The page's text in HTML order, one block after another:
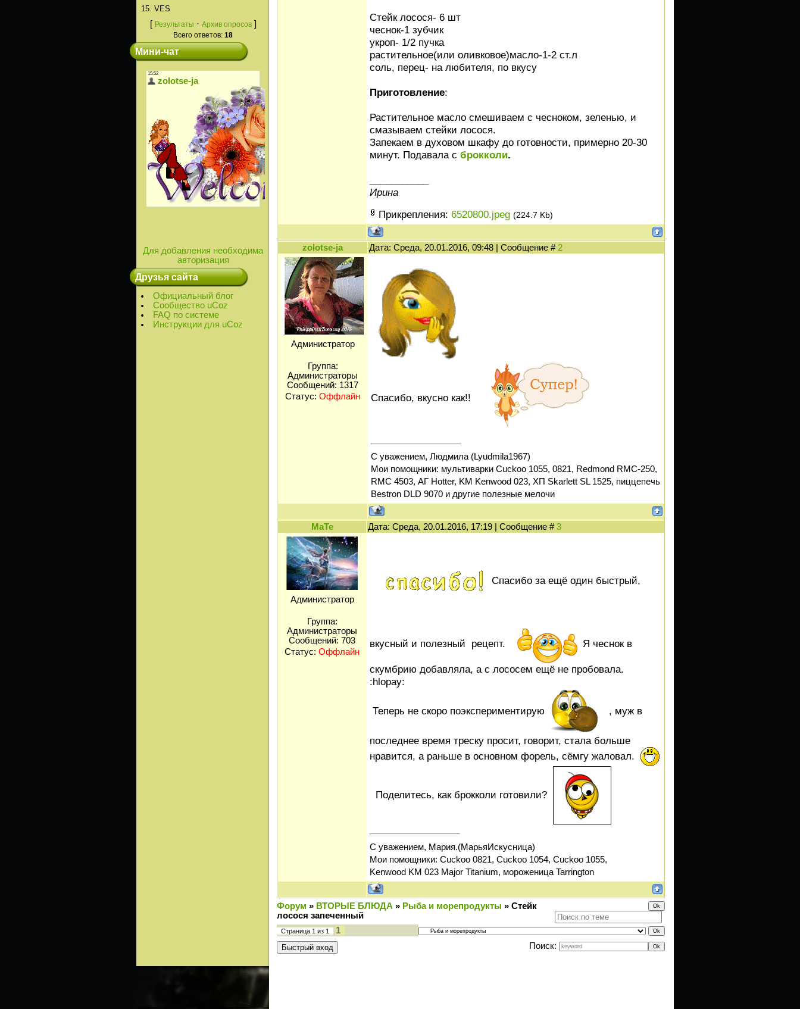
15. VES
[ Результаты · Архив опросов]
Всего ответов: 18
Мини-чат
Для добавления необходима
авторизация
Друзья сайта
Официальный блог
Сообщество uCoz
FAQ по системе
Инструкции для uCoz
Стейк лосося- 6 шт
чеснок-1 зубчик
укроп- 1/2 пучка
растительное(или оливковое)масло-1-2 ст.л
соль, перец- на любителя, по вкусу
Приготовление:
Растительное масло смешиваем с чесноком, зеленью, и
смазываем стейки лосося.
Запекаем в духовом шкафу до готовности, примерно 20-30
минут. Подавала с брокколи.
Ирина
Прикрепления: 6520800.jpeg (224.7 Kb)
zolotse-ja Дата: Среда, 20.01.2016, 09:48 | Сообщение # 2
Администратор
Группа:
Администраторы
Сообщений: 1317
Статус: Оффлайн Спасибо, вкусно как!!
С уважением, Людмила (Lyudmila1967)
Мои помощники: мультиварки Cuckoo 1055, 0821, Redmond RMC-250,
RMC 4503, АГ Hotter, KM Kenwood 023, ХП Skarlett SL 1525, пиццепечь
Bestron DLD 9070 и другие полезные мелочи
МаТе Дата: Среда, 20.01.2016, 17:19 | Сообщение #3
Администратор
Группа:
Администраторы
Сообщений: 703
Статус: Оффлайн
Спасибо за ещё один быстрый,
вкусный и полезный рецепт. Я чеснок в
скумбрию добавляла, а с лососем ещё не пробовала.
:hlopay:
Теперь не скоро поэкспериментирую , муж в
последнее время треску просит, говорит, стала больше
нравится, а раньше в основном форель, сёмгу жаловал.
Поделитесь, как брокколи готовили?
С уважением, Мария.(МарьяИскусница)
Мои помощники: Cuckoo 0821, Cuckoo 1054, Cuckoo 1055,
Kenwood KM 023 Major Titanium, мороженица Tarrington
Форум » ВТОРЫЕ БЛЮДА » Рыба и морепродукты » Стейк
лосося запеченный
Страница 1 из 1
1
Поиск: